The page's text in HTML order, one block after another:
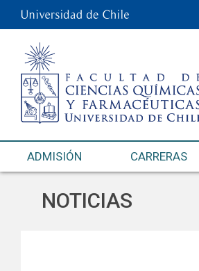
ADMISIÓN CARRERAS
NOTICIAS